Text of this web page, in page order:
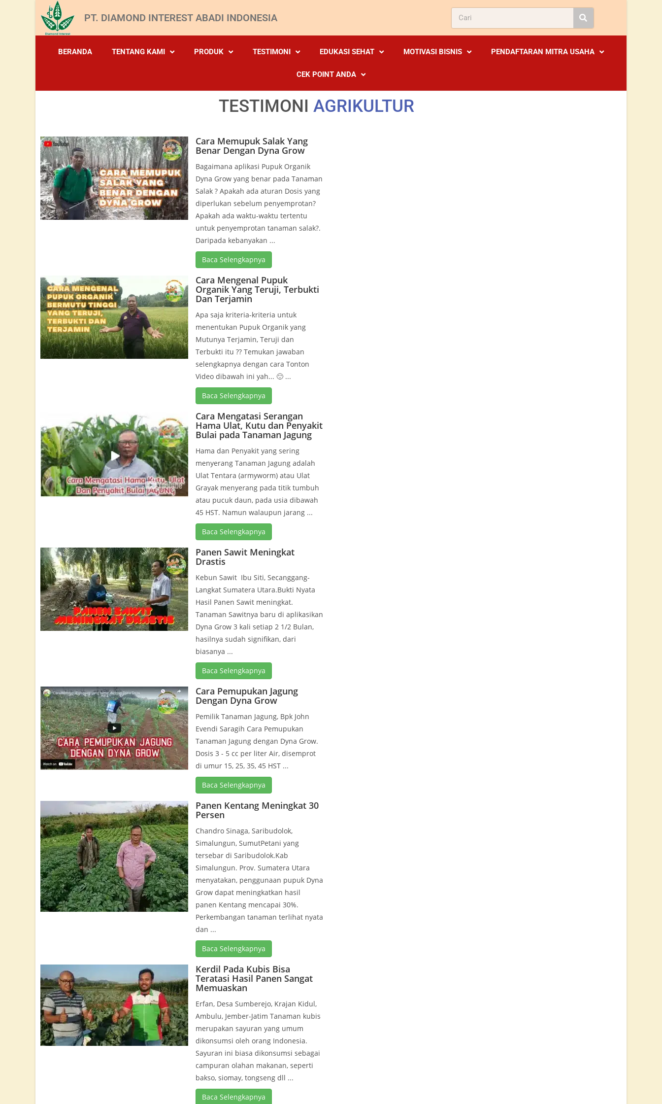
PT. DIAMOND INTEREST ABADI INDONESIA
BERANDA TENTANG KAMI PRODUK TESTIMONI EDUKASI SEHAT MOTIVASI BISNIS PENDAFTARAN MITRA USAHA
CEK POINT ANDA
TESTIMONI AGRIKULTUR
Cara Memupuk Salak Yang
Benar Dengan Dyna Grow
Bagaimana aplikasi Pupuk Organik
Dyna Grow yang benar pada Tanaman
Salak ? Apakah ada aturan Dosis yang
diperlukan sebelum penyemprotan?
Apakah ada waktu-waktu tertentu
untuk penyemprotan tanaman salak?.
Daripada kebanyakan ...
Baca Selengkapnya
Cara Mengenal Pupuk
Organik Yang Teruji, Terbukti
Dan Terjamin
Apa saja kriteria-kriteria untuk
menentukan Pupuk Organik yang
Mutunya Terjamin, Teruji dan
Terbukti itu ?? Temukan jawaban
selengkapnya dengan cara Tonton
Video dibawah ini yah... 🙂 ...
Baca Selengkapnya
Cara Mengatasi Serangan
Hama Ulat, Kutu dan Penyakit
Bulai pada Tanaman Jagung
Hama dan Penyakit yang sering
menyerang Tanaman Jagung adalah
Ulat Tentara (armyworm) atau Ulat
Grayak menyerang pada titik tumbuh
atau pucuk daun, pada usia dibawah
45 HST. Namun walaupun jarang ...
Baca Selengkapnya
Panen Sawit Meningkat
Drastis
Kebun Sawit Ibu Siti, Secanggang-
Langkat Sumatera Utara.Bukti Nyata
Hasil Panen Sawit meningkat.
Tanaman Sawitnya baru di aplikasikan
Dyna Grow 3 kali setiap 2 1/2 Bulan,
hasilnya sudah signifikan, dari
biasanya ...
Baca Selengkapnya
Cara Pemupukan Jagung
Dengan Dyna Grow
Pemilik Tanaman Jagung, Bpk John
Evendi Saragih Cara Pemupukan
Tanaman Jagung dengan Dyna Grow.
Dosis 3 - 5 cc per liter Air, disemprot
di umur 15, 25, 35, 45 HST ...
Baca Selengkapnya
Panen Kentang Meningkat 30
Persen
Chandro Sinaga, Saribudolok,
Simalungun, SumutPetani yang
tersebar di Saribudolok.Kab
Simalungun. Prov. Sumatera Utara
menyatakan, penggunaan pupuk Dyna
Grow dapat meningkatkan hasil
panen Kentang mencapai 30%.
Perkembangan tanaman terlihat nyata
dan ...
Baca Selengkapnya
Kerdil Pada Kubis Bisa
Teratasi Hasil Panen Sangat
Memuaskan
Erfan, Desa Sumberejo, Krajan Kidul,
Ambulu, Jember-Jatim Tanaman kubis
merupakan sayuran yang umum
dikonsumsi oleh orang Indonesia.
Sayuran ini biasa dikonsumsi sebagai
campuran olahan makanan, seperti
bakso, siomay, tongseng dll ...
Baca Selengkapnya